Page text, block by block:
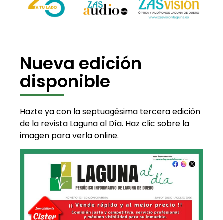
Nueva edición
disponible
Hazte ya con la septuagésima tercera edición
de la revista Laguna al Día. Haz clic sobre la
imagen para verla online.